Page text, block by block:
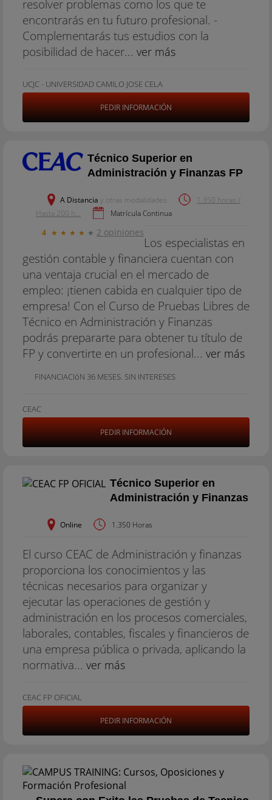
resolver problemas como los que te
encontrarás en tu futuro profesional. -
Complementarás tus estudios con la
posibilidad de hacer... ver más
UCJC - UNIVERSIDAD CAMILO JOSE CELA
PEDIR INFORMACIÓN
Técnico Superior en
Administración y Finanzas FP
A Distancia y otras modalidades
1.350 horas /
Hasta 200 h...
Matrícula Continua
4 ★ ★ ★ ★ ★ 2 opiniones
Los especialistas en
gestión contable y financiera cuentan con
una ventaja crucial en el mercado de
empleo: ¡tienen cabida en cualquier tipo de
empresa! Con el Curso de Pruebas Libres de
Técnico en Administración y Finanzas
podrás prepararte para obtener tu título de
FP y convertirte en un profesional... ver más
FINANCIACIóN 36 MESES. SIN INTERESES
CEAC
PEDIR INFORMACIÓN
Técnico Superior en
Administración y Finanzas
Online 1.350 Horas
El curso CEAC de Administración y finanzas
proporciona los conocimientos y las
técnicas necesarios para organizar y
ejecutar las operaciones de gestión y
administración en los procesos comerciales,
laborales, contables, fiscales y financieros de
una empresa pública o privada, aplicando la
normativa... ver más
CEAC FP OFICIAL
PEDIR INFORMACIÓN